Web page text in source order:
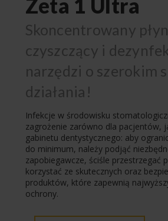
Zeta 1 Ultra
Skoncentrowany płyn
czyszczący i
narzędzi o szerokim
działania!
Infekcje w środowisku
zagrożenie zarówno dla pacjentów,
gabinetu dentystycznego: aby
do minimum, należy podjąć
zapobiegawcze, ściśle przestrzegać
korzystać ze skutecznych oraz
produktów, które zapewnią
ochrony.